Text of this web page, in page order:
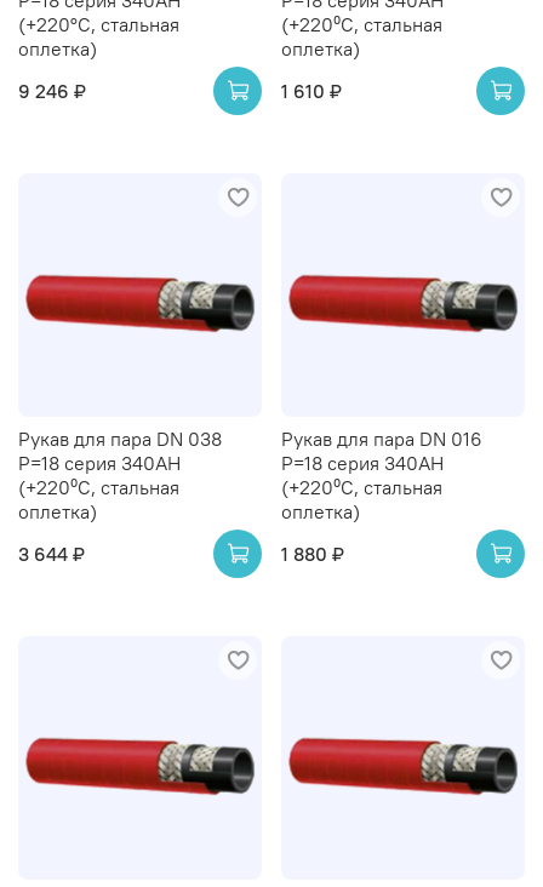
(+220°С, стальная
оплетка)
9 246 ₽
(+220⁰С, стальная
оплетка)
1 610 ₽
Рукав для пара DN 038
P=18 серия 340AH
(+220⁰С, стальная
оплетка)
3 644 ₽
Рукав для пара DN 016
P=18 серия 340AH
(+220⁰С, стальная
оплетка)
1 880 ₽